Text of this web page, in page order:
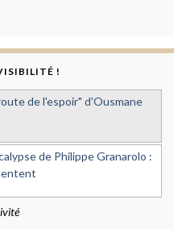
!
de l'espoir" d'Ousmane
de Philippe Granarolo :